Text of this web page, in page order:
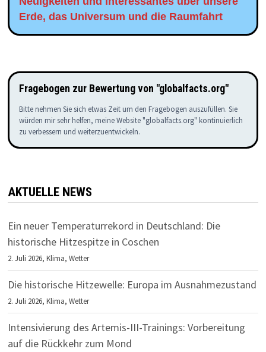
Erde, das Universum und die Raumfahrt
Fragebogen zur Bewertung von "globalfacts.org"
Bitte nehmen Sie sich etwas Zeit um den Fragebogen auszufüllen. Sie
würden mir sehr helfen, meine Website "globalfacts.org" kontinuierlich
zu verbessern und weiterzuentwickeln.
AKTUELLE NEWS
Ein neuer Temperaturrekord in Deutschland: Die
historische Hitzespitze in Coschen
2. Juli 2026,Klima,Wetter
Die historische Hitzewelle: Europa im Ausnahmezustand
2. Juli 2026,Klima,Wetter
Intensivierung des Artemis-III-Trainings: Vorbereitung
auf die Rückkehr zum Mond